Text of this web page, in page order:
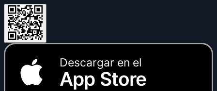
Descargar en el
App Store